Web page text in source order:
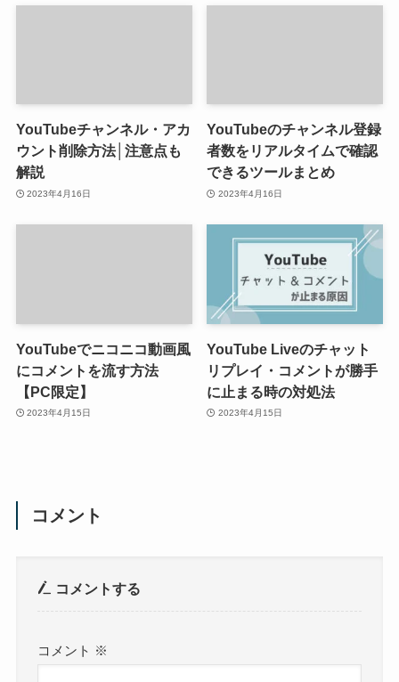
YouTubeチャンネル・アカ
ウント削除方法│注意点も
解説
2023年4月16日
YouTubeのチャンネル登録
者数をリアルタイムで確認
できるツールまとめ
2023年4月16日
YouTubeでニコニコ動画風
にコメントを流す方法
【PC限定】
2023年4月15日
YouTube Liveのチャット
リプレイ・コメントが勝手
に止まる時の対処法
2023年4月15日
コメント
コメントする
コメント ※